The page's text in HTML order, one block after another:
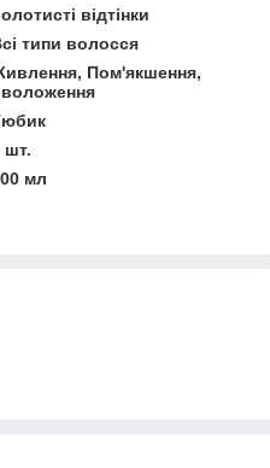
відтінки
типи волосся
Пом'якшення,
шт.
мл